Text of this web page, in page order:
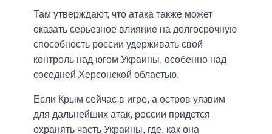
Там утверждают, что атака также может
оказать серьезное влияние на долгосрочную
способность россии удерживать свой
контроль над югом Украины, особенно над
соседней Херсонской областью.
Если Крым сейчас в игре, а остров уязвим
для дальнейших атак, россии придется
охранять часть Украины, где, как она